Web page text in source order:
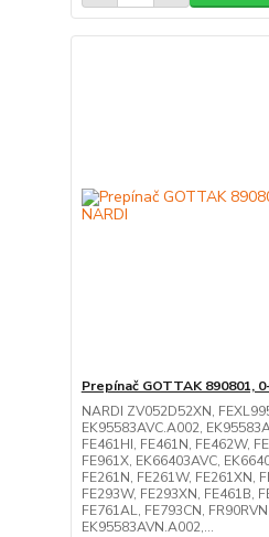
Prepínač GOTTAK 890801,
NARDI ZV052D52XN,
EK95583AVC.A002,
FE461HI, FE461N, FE462W,
FE961X, EK66403AVC,
FE261N, FE261W, FE261XN,
FE293W, FE293XN, FE461B,
FE761AL, FE793CN,
EK95583AVN.A002,...